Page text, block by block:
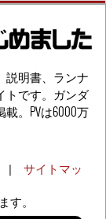
説明書、ランナ
トです。ガンダ
。PVは6000万
| サイトマッ
。